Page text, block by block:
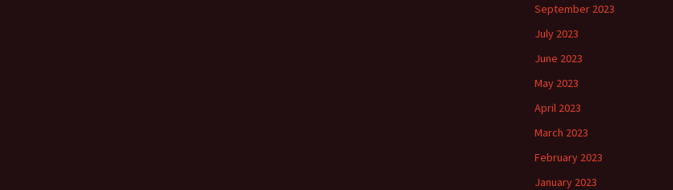
September 2023
July 2023
June 2023
May 2023
April 2023
March 2023
February 2023
January 2023